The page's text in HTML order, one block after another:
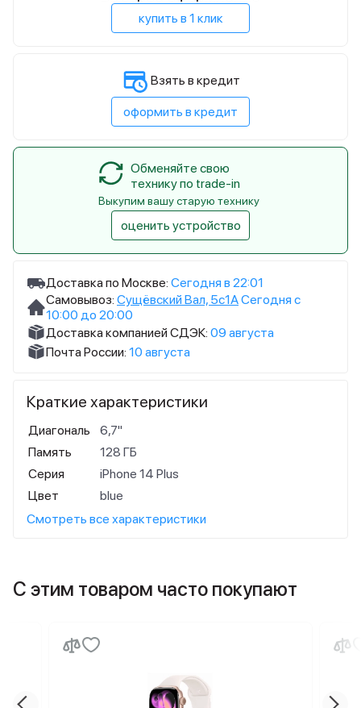
Доставка по Москве: Сегодня в 22:01
Самовывоз: Сущёвский Вал, 5с1АСегодня с
10:00 до 20:00
Доставка компанией СДЭК: 09 августа
Почта России: 10 августа
Краткие характеристики
Диагональ
6,7"
Память
128 ГБ
Серия
iPhone 14 Plus
Цвет
blue
Смотреть все характеристики
купить в 1 клик
Взять в кредит
оформить в кредит
Обменяйте свою
технику по trade-in
Выкупим вашу старую технику
оценить устройство
С этим товаром часто покупают